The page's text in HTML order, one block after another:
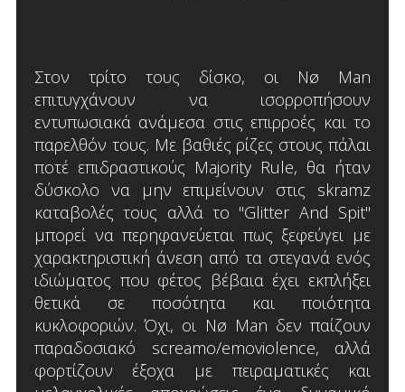
Στον τρίτο τους δίσκο, οι Nø Man
επιτυγχάνουν να ισορροπήσουν
εντυπωσιακά ανάμεσα στις επιρροές και το
παρελθόν τους. Με βαθιές ρίζες στους πάλαι
ποτέ επιδραστικούς Majority Rule, θα ήταν
δύσκολο να μην επιμείνουν στις skramz
καταβολές τους αλλά το "Glitter And Spit"
μπορεί να περηφανεύεται πως ξεφεύγει με
χαρακτηριστική άνεση από τα στεγανά ενός
ιδιώματος που φέτος βέβαια έχει εκπλήξει
θετικά σε ποσότητα και ποιότητα
κυκλοφοριών. Όχι, οι Nø Man δεν παίζουν
παραδοσιακό screamo/emoviolence, αλλά
φορτίζουν έξοχα με πειραματικές και